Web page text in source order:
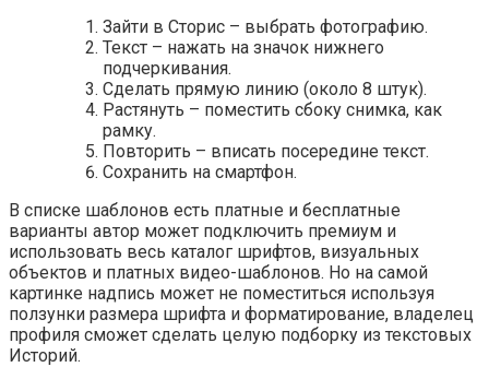
Зайти в Сторис – выбрать фотографию.
Текст – нажать на значок нижнего
подчеркивания.
Сделать прямую линию (около 8 штук).
Растянуть – поместить сбоку снимка, как
рамку.
Повторить – вписать посередине текст.
Сохранить на смартфон.
В списке шаблонов есть платные и бесплатные
варианты автор может подключить премиум и
использовать весь каталог шрифтов, визуальных
объектов и платных видео-шаблонов. Но на самой
картинке надпись может не поместиться используя
ползунки размера шрифта и форматирование, владелец
профиля сможет сделать целую подборку из текстовых
Историй.